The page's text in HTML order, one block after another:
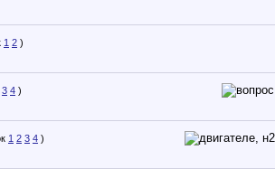
1 2 )
3 4 )
1 2 3 4 )